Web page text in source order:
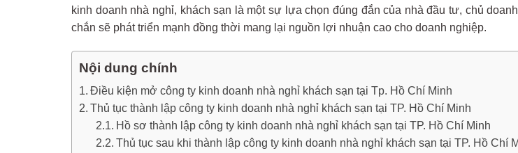
kinh doanh nhà nghỉ, khách sạn là một sự lựa chọn đúng đắn của nhà đầu tư, chủ
chắn sẽ phát triển mạnh đồng thời mang lại nguồn lợi nhuận cao cho doanh nghiệp.
Nội dung chính
Điều kiện mở công ty kinh doanh nhà nghỉ khách sạn tại Tp. Hồ Chí Minh
Thủ tục thành lập công ty kinh doanh nhà nghỉ khách sạn tại TP. Hồ Chí Minh
Hồ sơ thành lập công ty kinh doanh nhà nghỉ khách sạn tại TP. Hồ Chí Minh
Thủ tục sau khi thành lập công ty kinh doanh nhà nghỉ khách sạn tại TP. Hồ Chí